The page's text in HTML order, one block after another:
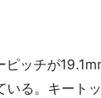
ピッチが
いる。キート